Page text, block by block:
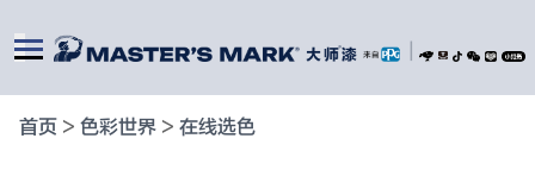
首页 > 色彩世界 > 在线选色